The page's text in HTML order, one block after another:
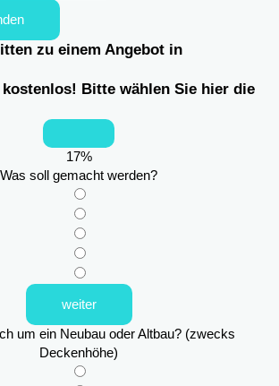
zu einem Angebot in
Bitte wählen Sie hier die
17%
Was soll gemacht werden?
weiter
um ein Neubau oder Altbau? (zwecks
Deckenhöhe)